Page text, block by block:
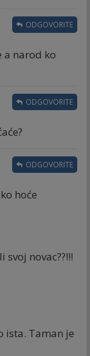
a narod ko
ODGOVORITE
ODGOVORITE
hoće
ODGOVORITE
novac??!!!
ista. Taman je